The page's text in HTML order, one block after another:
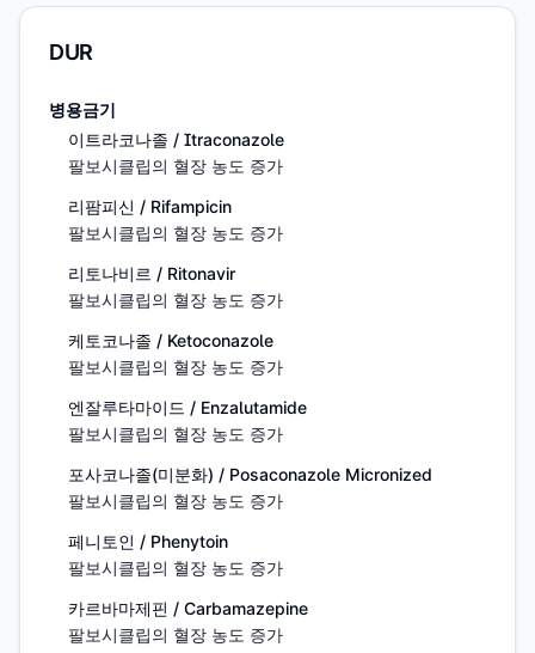
DUR
병용금기
이트라코나졸 / Itraconazole
팔보시클립의 혈장 농도 증가
리팜피신 / Rifampicin
팔보시클립의 혈장 농도 증가
리토나비르 / Ritonavir
팔보시클립의 혈장 농도 증가
케토코나졸 / Ketoconazole
팔보시클립의 혈장 농도 증가
엔잘루타마이드 / Enzalutamide
팔보시클립의 혈장 농도 증가
포사코나졸(미분화) / Posaconazole Micronized
팔보시클립의 혈장 농도 증가
페니토인 / Phenytoin
팔보시클립의 혈장 농도 증가
카르바마제핀 / Carbamazepine
팔보시클립의 혈장 농도 증가